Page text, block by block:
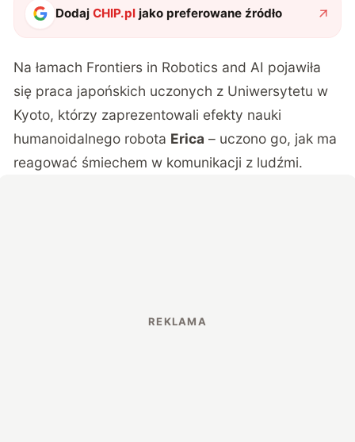
DodajCHIP.pl jako preferowane źródło
Na łamach Frontiers in Robotics and AI pojawiła
się praca japońskich uczonych z Uniwersytetu w
Kyoto, którzy zaprezentowali efekty nauki
humanoidalnego robota Erica – uczono go, jak ma
reagować śmiechem w komunikacji z ludźmi.